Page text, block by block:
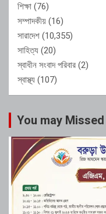
শিক্ষা (76)
সম্পাদকীয় (16)
সারাদেশ (10,355)
সাহিত্য (20)
স্বাধীন সংবাদ পরিবার (2)
স্বাস্থ্য (107)
You may Missed